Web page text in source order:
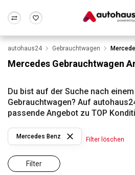
Wir bewerten dein Auto
Alle Fragen &
Rund um die
Frankfurt Wuppertal
autohaus24 Gebrauchtwagen
Mercedes Gebrauchtwagen
Du bist auf der Suche nach
Gebrauchtwagen? Auf
passende Angebot zu TOP
Filter
Mercedes Benz Filter löschen